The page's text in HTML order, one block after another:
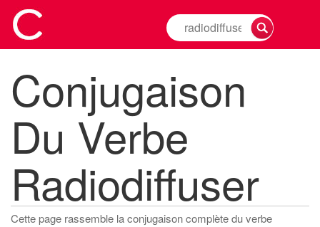
Rechercher
la
d'un
verbe
Conjugaison
Du Verbe
Radiodiffuser
Cette page rassemble la conjugaison complète du verbe